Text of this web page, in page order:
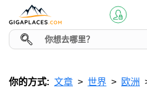
你的方式: 文章 世界 欧洲